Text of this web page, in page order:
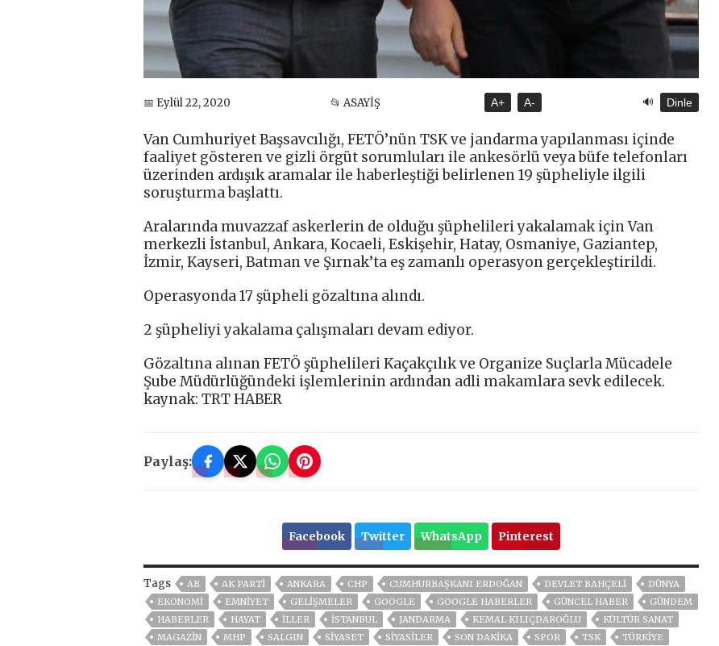
📅 Eylül 22, 2020 📂 ASAYİŞ A+ A- 🔊 Dinle
Van Cumhuriyet Başsavcılığı, FETÖ’nün TSK ve jandarma yapılanması içinde
faaliyet gösteren ve gizli örgüt sorumluları ile ankesörlü veya büfe telefonları
üzerinden ardışık aramalar ile haberleştiği belirlenen 19 şüpheliyle ilgili
soruşturma başlattı.
Aralarında muvazzaf askerlerin de olduğu şüphelileri yakalamak için Van
merkezli İstanbul, Ankara, Kocaeli, Eskişehir, Hatay, Osmaniye, Gaziantep,
İzmir, Kayseri, Batman ve Şırnak’ta eş zamanlı operasyon gerçekleştirildi.
Operasyonda 17 şüpheli gözaltına alındı.
2 şüpheliyi yakalama çalışmaları devam ediyor.
Gözaltına alınan FETÖ şüphelileri Kaçakçılık ve Organize Suçlarla Mücadele
Şube Müdürlüğündeki işlemlerinin ardından adli makamlara sevk edilecek.
kaynak: TRT HABER
Paylaş:
Facebook Twitter WhatsApp Pinterest
Tags AB AK PARTİ ANKARA CHP CUMHURBAŞKANI ERDOĞAN DEVLET BAHÇELİ
DÜNYA
EKONOMİ
EMNİYET GELIŞMELER GOOGLE GOOGLE HABERLER GÜNCEL HABER
GÜNDEM
HABERLER
HAYAT İLLER ISTANBUL JANDARMA KEMAL KILIÇDAROĞLU
KÜLTÜR SANAT
MAGAZİN
MHP SALGIN SİYASET SİYASİLER SON DAKIKA SPOR TSK TÜRKİYE